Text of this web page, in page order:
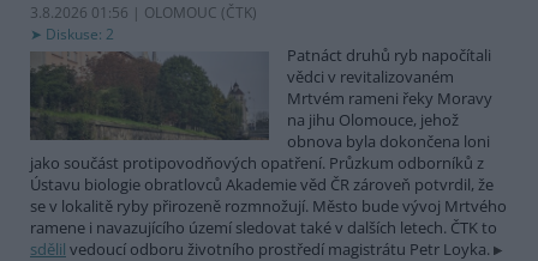
3.8.2026 01:56 | OLOMOUC (ČTK)
Diskuse: 2
Patnáct druhů ryb napočítali
vědci v revitalizovaném
Mrtvém rameni řeky Moravy
na jihu Olomouce, jehož
obnova byla dokončena loni
jako součást protipovodňových opatření. Průzkum odborníků z
Ústavu biologie obratlovců Akademie věd ČR zároveň potvrdil, že
se v lokalitě ryby přirozeně rozmnožují. Město bude vývoj Mrtvého
ramene i navazujícího území sledovat také v dalších letech. ČTK to
sdělil vedoucí odboru životního prostředí magistrátu Petr Loyka.